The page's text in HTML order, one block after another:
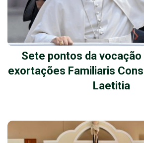
Sete pontos da
exortações Familiaris
Laetitia